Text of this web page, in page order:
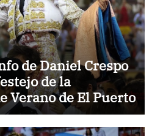
de Daniel Crespo
de la
Verano de El Puerto